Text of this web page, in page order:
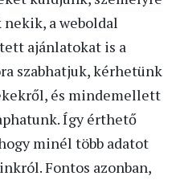
a weboldal
ajánlatokat is a
szabhatjuk, kérhetünk
és mindemellett
Így érthető
minél több adatot
Fontos azonban,